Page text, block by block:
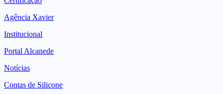
Agência Xavier
Institucional
Portal Alcanede
Notícias
Contas de Silicone